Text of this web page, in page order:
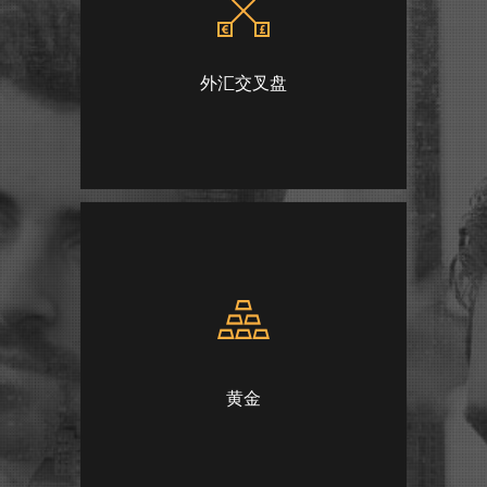
外汇交叉盘
黄金